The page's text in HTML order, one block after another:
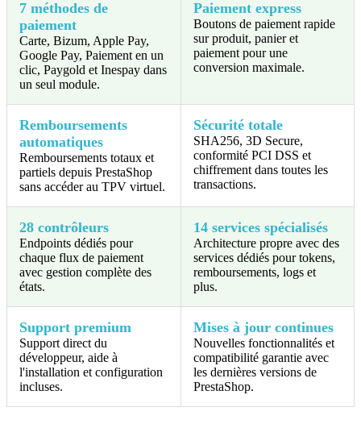
7 méthodes de
paiement
Carte, Bizum, Apple Pay,
Google Pay, Paiement en un
clic, Paygold et Inespay dans
un seul module.
Paiement express
Boutons de paiement rapide
sur produit, panier et
paiement pour une
conversion maximale.
Remboursements
automatiques
Remboursements totaux et
partiels depuis PrestaShop
sans accéder au TPV virtuel.
Sécurité totale
SHA256, 3D Secure,
conformité PCI DSS et
chiffrement dans toutes les
transactions.
28 contrôleurs
Endpoints dédiés pour
chaque flux de paiement
avec gestion complète des
états.
14 services spécialisés
Architecture propre avec des
services dédiés pour tokens,
remboursements, logs et
plus.
Support premium
Support direct du
développeur, aide à
l'installation et configuration
incluses.
Mises à jour continues
Nouvelles fonctionnalités et
compatibilité garantie avec
les dernières versions de
PrestaShop.